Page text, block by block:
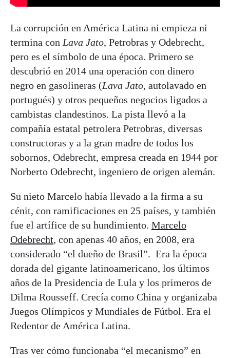
La corrupción en América Latina ni empieza ni
termina con Lava Jato, Petrobras y Odebrecht,
pero es el símbolo de una época. Primero se
descubrió en 2014 una operación con dinero
negro en gasolineras (Lava Jato, autolavado en
portugués) y otros pequeños negocios ligados a
cambistas clandestinos. La pista llevó a la
compañía estatal petrolera Petrobras, diversas
constructoras y a la gran madre de todos los
sobornos, Odebrecht, empresa creada en 1944 por
Norberto Odebrecht, ingeniero de origen alemán.
Su nieto Marcelo había llevado a la firma a su
cénit, con ramificaciones en 25 países, y también
fue el artífice de su hundimiento. Marcelo
Odebrecht, con apenas 40 años, en 2008, era
considerado “el dueño de Brasil”. Era la época
dorada del gigante latinoamericano, los últimos
años de la Presidencia de Lula y los primeros de
Dilma Rousseff. Crecía como China y organizaba
Juegos Olímpicos y Mundiales de Fútbol. Era el
Redentor de América Latina.
Tras ver cómo funcionaba “el mecanismo” en